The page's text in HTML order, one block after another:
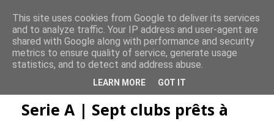
FE PLUS
plus d'un milliard d'euros avec CVC
Serie A | Sept clubs prêts à
This site uses cookies from Google to deliver its services
and to analyze traffic. Your IP address and user-agent are
shared with Google along with performance and security
metrics to ensure quality of service, generate usage
statistics, and to detect and address abuse.
LEARN MORE GOT IT